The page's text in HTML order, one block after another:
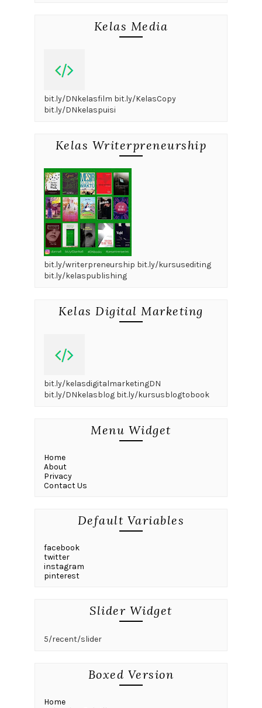
Kelas Media
bit.ly/DNkelasfilm bit.ly/KelasCopy
bit.ly/DNkelaspuisi
Kelas Writerpreneurship
bit.ly/writerpreneurship bit.ly/kursusediting
bit.ly/kelaspublishing
Kelas Digital Marketing
bit.ly/kelasdigitalmarketingDN
bit.ly/DNkelasblog bit.ly/kursusblogtobook
Menu Widget
Home
About
Privacy
Contact Us
Default Variables
facebook
twitter
instagram
pinterest
Slider Widget
5/recent/slider
Boxed Version
Home